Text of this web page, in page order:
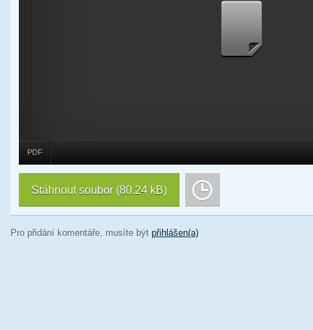
PDF
Stáhnout soubor (80.24 kB)
Pro přidání komentáře, musíte být přihlášen(a)